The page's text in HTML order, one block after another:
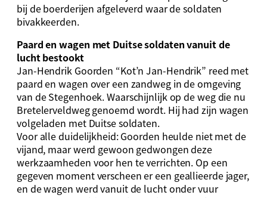
bij de boerderijen afgeleverd waar de soldaten
bivakkeerden.
Paard en wagen met Duitse soldaten vanuit de
lucht bestookt
Jan-Hendrik Goorden “Kot’n Jan-Hendrik” reed met
paard en wagen over een zandweg in de omgeving
van de Stegenhoek. Waarschijnlijk op de weg die nu
Bretelerveldweg genoemd wordt. Hij had zijn wagen
volgeladen met Duitse soldaten.
Voor alle duidelijkheid: Goorden heulde niet met de
vijand, maar werd gewoon gedwongen deze
werkzaamheden voor hen te verrichten. Op een
gegeven moment verscheen er een geallieerde jager,
en de wagen werd vanuit de lucht onder vuur